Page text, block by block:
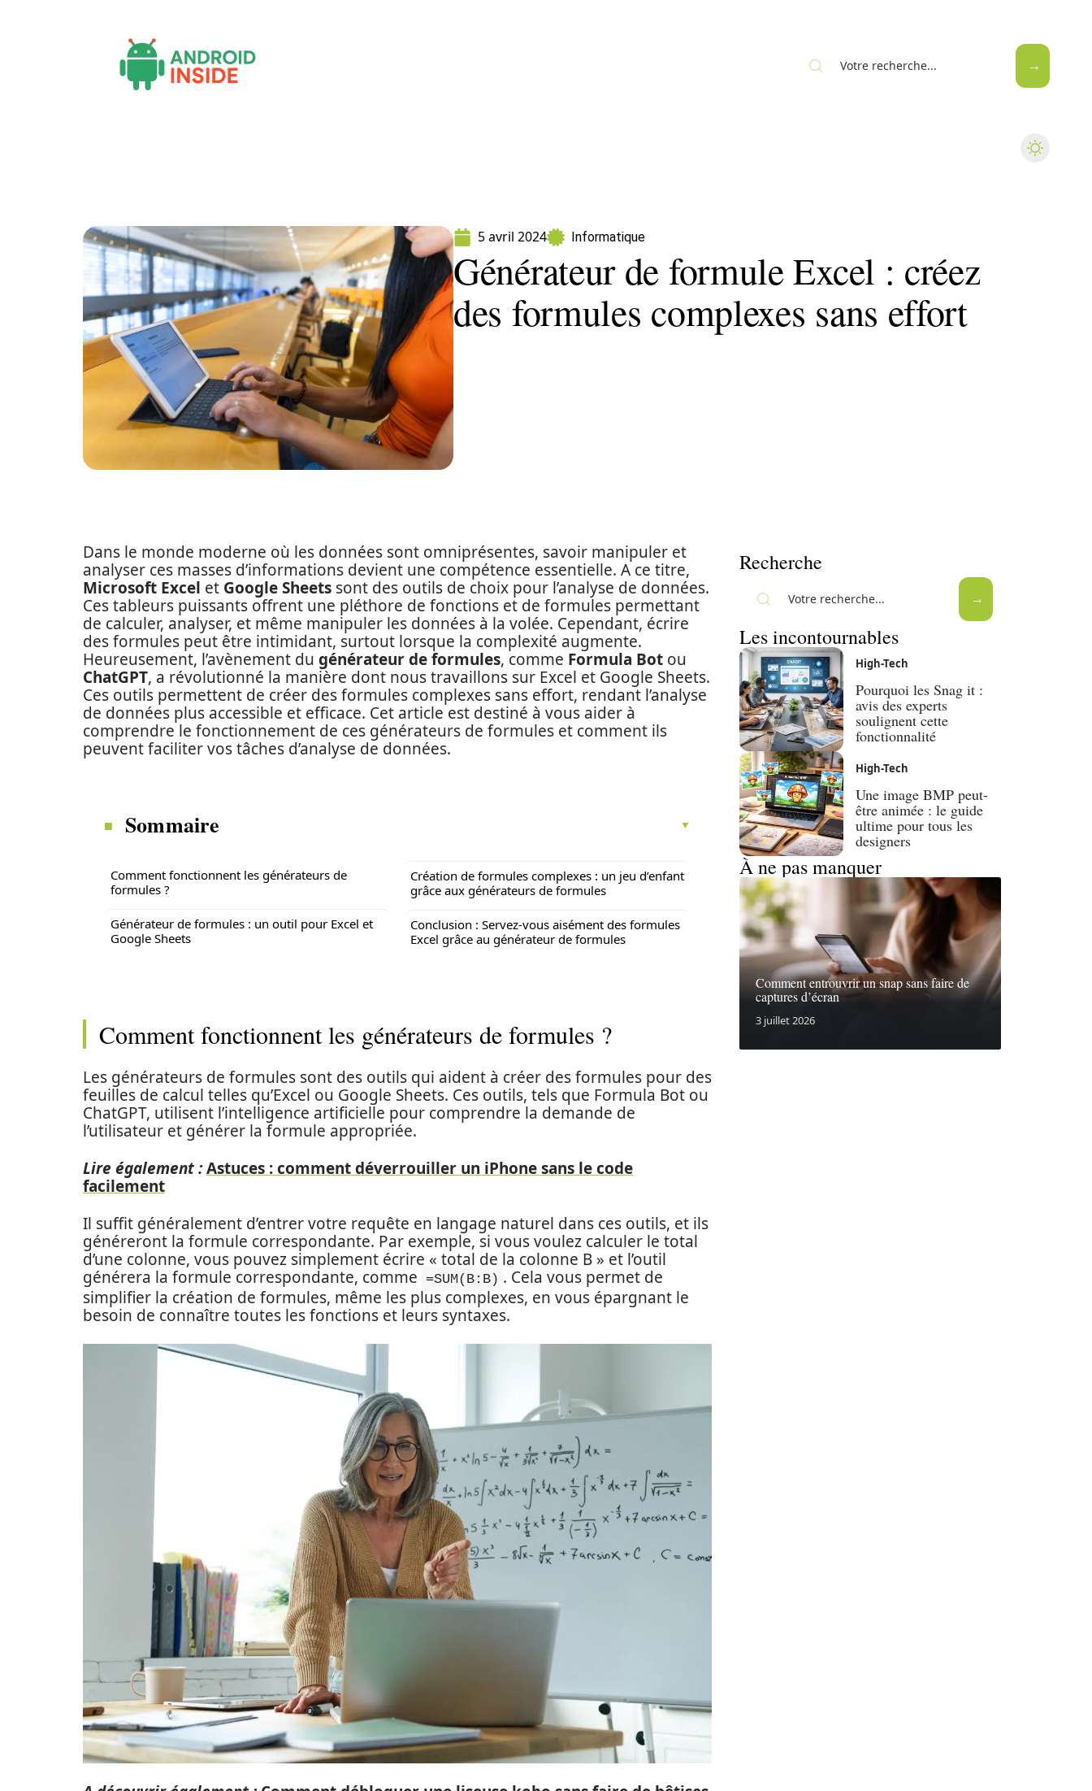
5 avril 2024 Informatique
Générateur de formule Excel : créez
des formules complexes sans effort
Dans le monde moderne où les données sont omniprésentes, savoir manipuler et
analyser ces masses d’informations devient une compétence essentielle. A ce titre,
Microsoft Excel et Google Sheets sont des outils de choix pour l’analyse de données.
Ces tableurs puissants offrent une pléthore de fonctions et de formules permettant
de calculer, analyser, et même manipuler les données à la volée. Cependant, écrire
des formules peut être intimidant, surtout lorsque la complexité augmente.
Heureusement, l’avènement du générateur de formules, comme Formula Bot ou
ChatGPT, a révolutionné la manière dont nous travaillons sur Excel et Google Sheets.
Ces outils permettent de créer des formules complexes sans effort, rendant l’analyse
de données plus accessible et efficace. Cet article est destiné à vous aider à
comprendre le fonctionnement de ces générateurs de formules et comment ils
peuvent faciliter vos tâches d’analyse de données.
Sommaire
Comment fonctionnent les générateurs de
formules ?
Générateur de formules : un outil pour Excel et
Google Sheets
Création de formules complexes : un jeu d’enfant
grâce aux générateurs de formules
Conclusion : Servez-vous aisément des formules
Excel grâce au générateur de formules
Comment fonctionnent les générateurs de formules ?
Les générateurs de formules sont des outils qui aident à créer des formules pour des
feuilles de calcul telles qu’Excel ou Google Sheets. Ces outils, tels que Formula Bot ou
ChatGPT, utilisent l’intelligence artificielle pour comprendre la demande de
l’utilisateur et générer la formule appropriée.
Lire également :Astuces : comment déverrouiller un iPhone sans le code
facilement
Il suffit généralement d’entrer votre requête en langage naturel dans ces outils, et ils
généreront la formule correspondante. Par exemple, si vous voulez calculer le total
d’une colonne, vous pouvez simplement écrire « total de la colonne B » et l’outil
générera la formule correspondante, comme
=SUM(B:B) . Cela vous permet de
simplifier la création de formules, même les plus complexes, en vous épargnant le
besoin de connaître toutes les fonctions et leurs syntaxes.
Recherche
Les incontournables
High-Tech
Pourquoi les Snag it :
avis des experts
soulignent cette
fonctionnalité
High-Tech
Une image BMP peut-
être animée : le guide
ultime pour tous les
designers
À ne pas manquer
Comment entrouvrir un snap sans faire de
captures d’écran
3 juillet 2026